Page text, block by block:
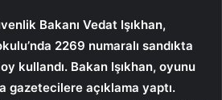
Bakanı Vedat Işıkhan,
2269 numaralı sandıkta
kullandı. Bakan Işıkhan, oyunu
gazetecilere açıklama yaptı.